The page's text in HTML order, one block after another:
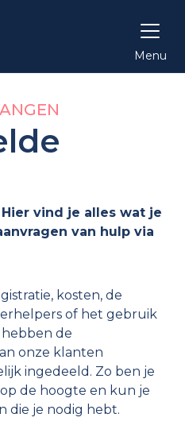
Menu
vind je alles wat je
van hulp via
kosten, de
of het gebruik
hebben de
onze klanten
ingedeeld. Zo ben je
de hoogte en kun je
die je nodig hebt.